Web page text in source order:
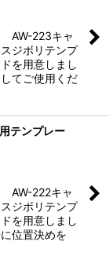
AW-223キャ
ジボリテンプ
を用意しまし
てご使用くだ
テンプレー
AW-222キャ
ジボリテンプ
を用意しまし
位置決めを